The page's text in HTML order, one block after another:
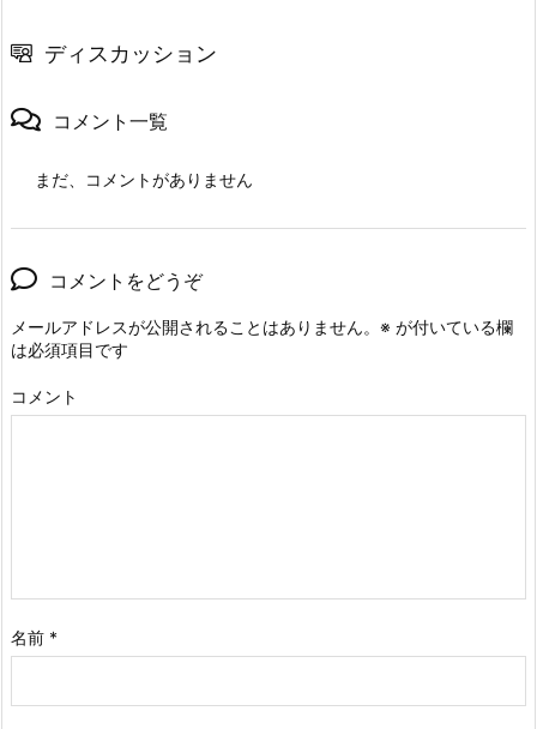
ディスカッション
コメント一覧
まだ、コメントがありません
コメントをどうぞ
メールアドレスが公開されることはありません。 ※ が付いている欄
は必須項目です
コメント
名前 *